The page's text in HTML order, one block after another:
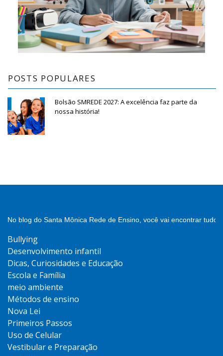
POSTS POPULARES
Bolsão SMREDE 2027: A excelência faz parte da
nossa história!
No blog do Santa Mônica Rede de Ensino, você vai encontrar
Bullying
Desenvolvimento infantil
Dicas, Curiosidades e Educação
Escola e Família
meio ambiente
Métodos de ensino
Nova Lei
Primeiros Passos
Uso de Celular
Vestibular e Preparação